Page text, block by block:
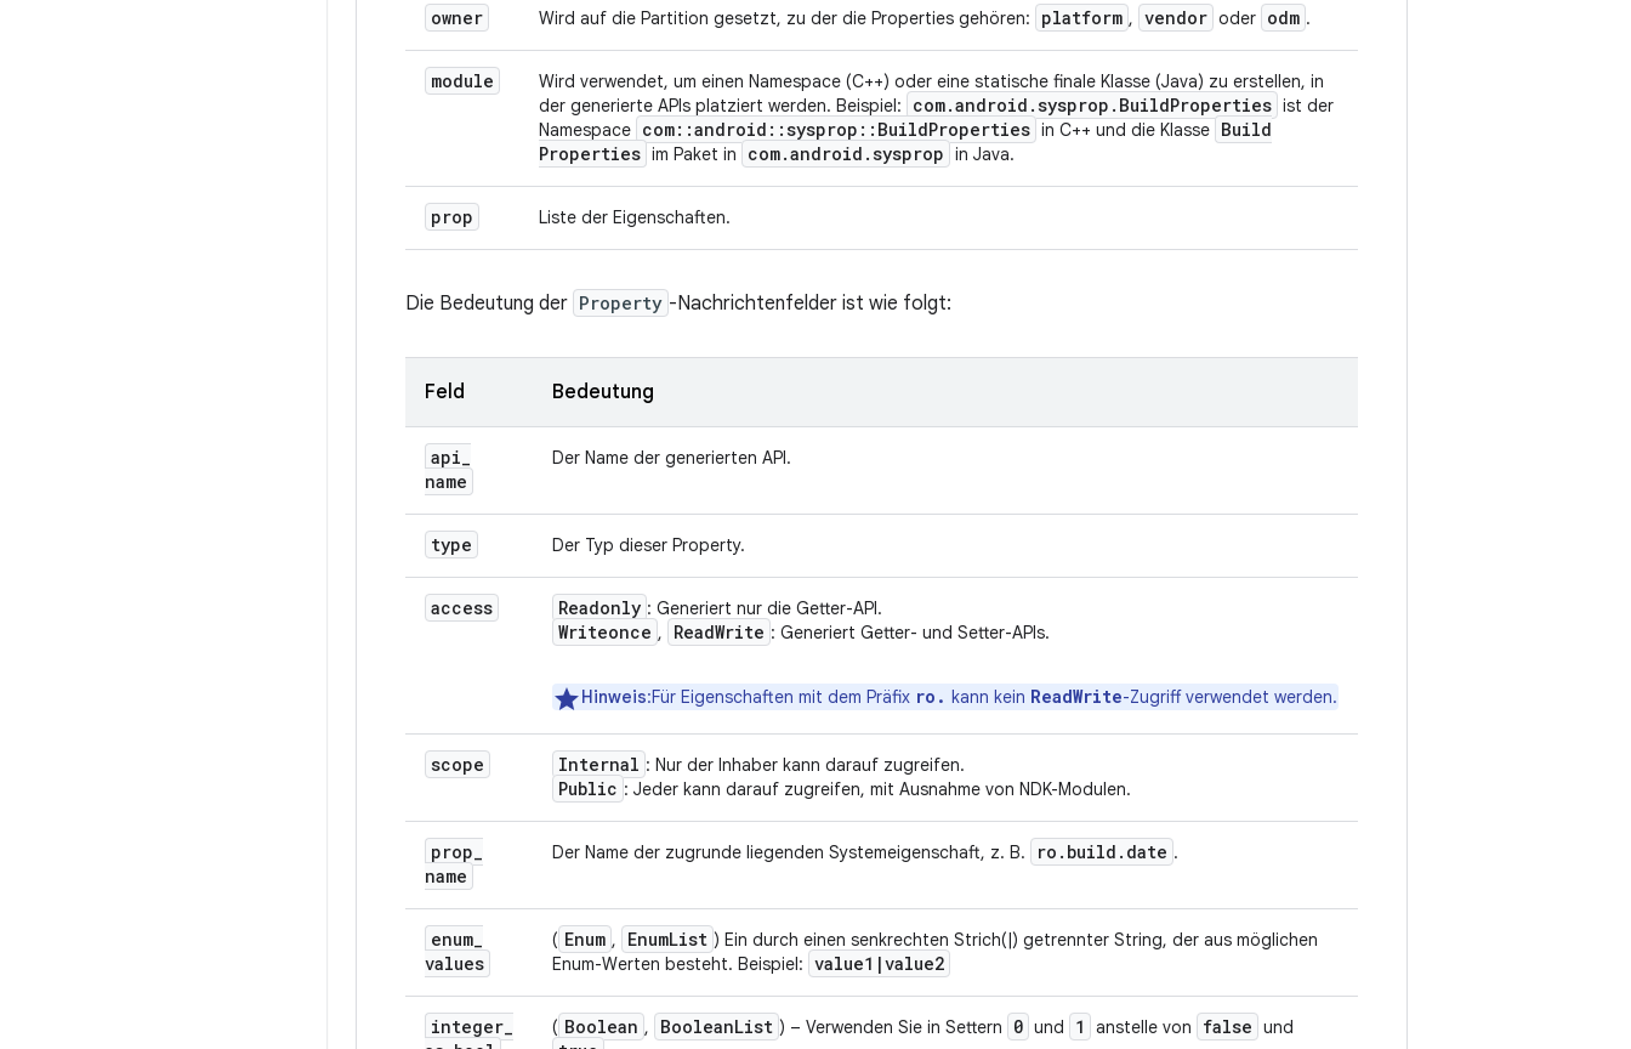
owner Wird auf die Partition gesetzt, zu der die Properties gehören: platform , vendor oder odm .
module
Wird verwendet, um einen Namespace (C++) oder eine statische finale Klasse (Java) zu erstellen, in
der generierte APIs platziert werden. Beispiel:
com.android .sysprop . BuildProperties ist der
Namespace com::android ::sysprop :: BuildProperties in C++ und die Klasse Build
Properties im Paket in com.android .sysprop in Java.
prop Liste der Eigenschaften.
Die Bedeutung der Property -Nachrichtenfelder ist wie folgt:
Feld Bedeutung
api_
name
Der Name der generierten API.
type Der Typ dieser Property.
access Readonly : Generiert nur die Getter-API.
Writeonce , ReadWrite : Generiert Getter- und Setter-APIs.
Hinweis:Für Eigenschaften mit dem Präfix ro. kann kein ReadWrite-Zugriff verwendet werden.
scope Internal : Nur der Inhaber kann darauf zugreifen.
Public : Jeder kann darauf zugreifen, mit Ausnahme von NDK-Modulen.
prop_
name
Der Name der zugrunde liegenden Systemeigenschaft, z. B. ro . build . date .
enum_
values
( Enum , EnumList ) Ein durch einen senkrechten Strich(|) getrennter String, der aus möglichen
Enum-Werten besteht. Beispiel: value1 |value2
integer_
( Boolean , BooleanList ) – Verwenden Sie in Settern 0 und 1 anstelle von false und